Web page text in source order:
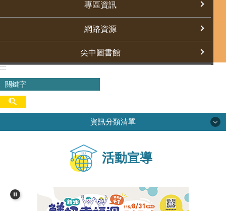
專區資訊
網路資源
尖中圖書館
:::
資訊分類清單
活動宣導